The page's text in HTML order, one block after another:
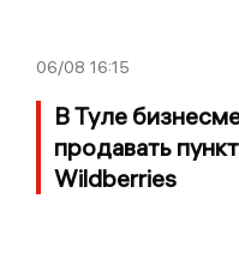
06/08 16:15
В Туле
продавать
Wildberries